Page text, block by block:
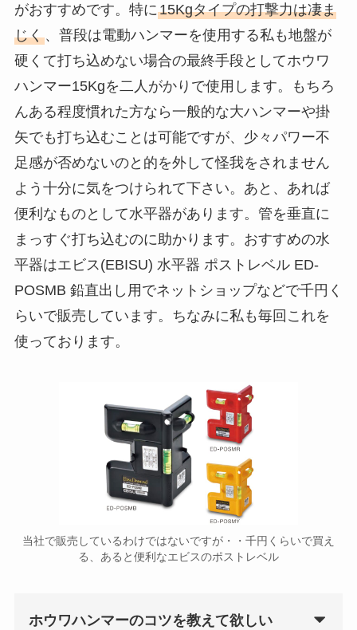
がおすすめです。特に15Kgタイプの打撃力は凄ま
じく、普段は電動ハンマーを使用する私も地盤が
硬くて打ち込めない場合の最終手段としてホウワ
ハンマー15Kgを二人がかりで使用します。もちろ
んある程度慣れた方なら一般的な大ハンマーや掛
矢でも打ち込むことは可能ですが、少々パワー不
足感が否めないのと的を外して怪我をされません
よう十分に気をつけられて下さい。あと、あれば
便利なものとして水平器があります。管を垂直に
まっすぐ打ち込むのに助かります。おすすめの水
平器はエビス(EBISU) 水平器 ポストレベル ED-
POSMB 鉛直出し用でネットショップなどで千円く
らいで販売しています。ちなみに私も毎回これを
使っております。
当社で販売しているわけではないですが・・千円くらいで買え
る、あると便利なエビスのポストレベル
ホウワハンマーのコツを教えて欲しい